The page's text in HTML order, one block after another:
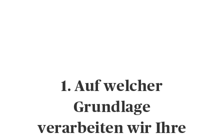
1. Auf welcher
Grundlage
verarbeiten wir Ihre